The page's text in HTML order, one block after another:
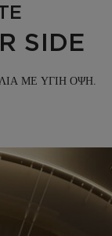
SIDE
ΜΕ ΥΓΙΗ ΟΨΗ.